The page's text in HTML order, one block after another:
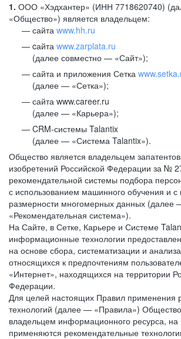
1. ООО «Хэдхантер» (ИНН 7718620740)
«Общество») является владельцем:
сайта www.hh.ru
cайта www.zarplata.ru
(далее совместно — «Сайт»);
сайта и приложения Сетка
(далее — «Сетка»);
сайта www.career.ru
(далее — «Карьера»);
CRM-системы Talantix
(далее — «Система Talantix»).
Общество является владельцем
изобретений Российской Федерации за №
рекомендательной системы подбора
с использованием машинного обучения и
размерности многомерных данных (далее
«Рекомендательная система»).
На Сайте, в Сетке, Карьере и Системе
информационные технологии
на основе сбора, систематизации и
относящихся к предпочтениям
«Интернет», находящихся на территории
Федерации.
Для целей настоящих Правил применения
технологий (далее — «Правила»)
владельцем информационного ресурса, на
применяются рекомендательные